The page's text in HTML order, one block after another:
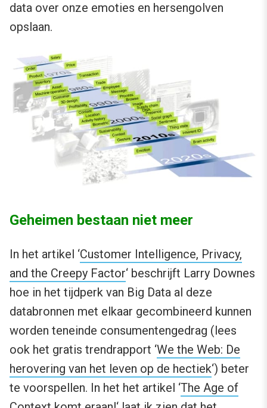
data over onze emoties en hersengolven
opslaan.
Geheimen bestaan niet meer
In het artikel ‘Customer Intelligence, Privacy,
and the Creepy Factor‘ beschrijft Larry Downes
hoe in het tijdperk van Big Data al deze
databronnen met elkaar gecombineerd kunnen
worden teneinde consumentengedrag (lees
ook het gratis trendrapport ‘We the Web: De
herovering van het leven op de hectiek‘) beter
te voorspellen. In het het artikel ‘The Age of